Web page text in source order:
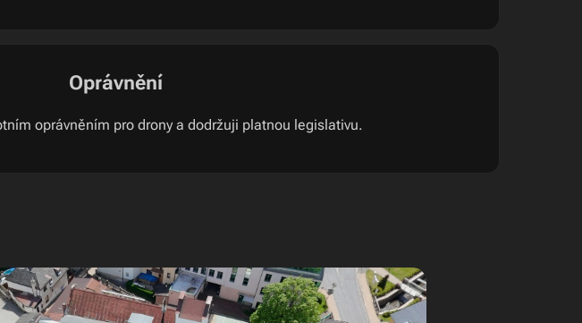
Oprávnění
oprávněním pro drony a dodržuji platnou legislativu.